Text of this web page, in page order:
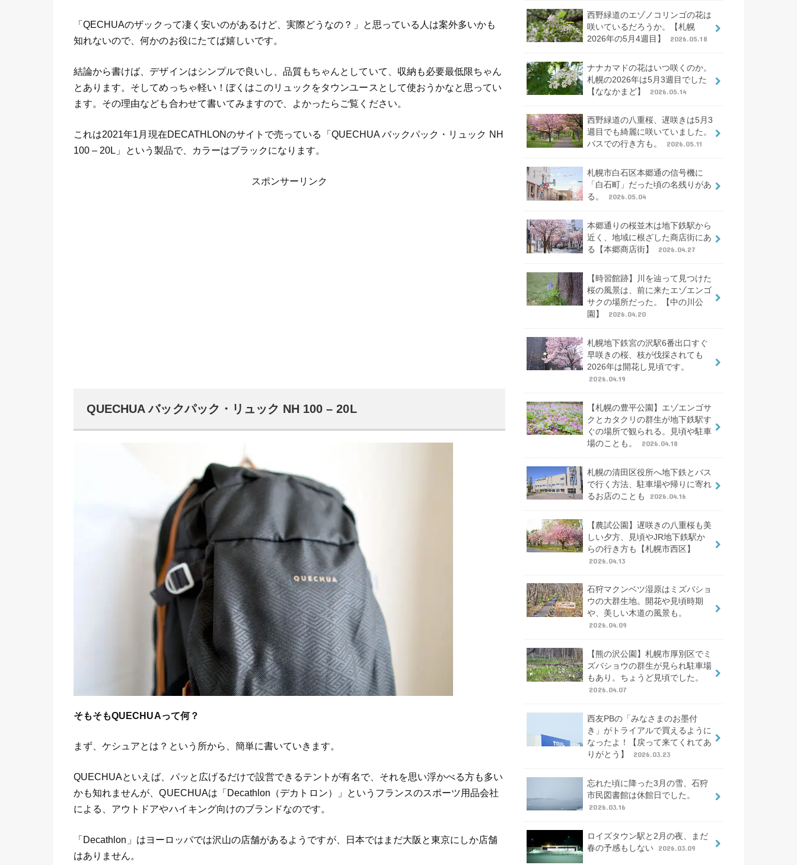
「QECHUAのザックって凄く安いのがあるけど、実際どうなの？」と思っている人は案外多いかも
知れないので、何かのお役にたてば嬉しいです。
結論から書けば、デザインはシンプルで良いし、品質もちゃんとしていて、収納も必要最低限ちゃん
とあります。そしてめっちゃ軽い！ぼくはこのリュックをタウンユースとして使おうかなと思ってい
ます。その理由なども合わせて書いてみますので、よかったらご覧ください。
これは2021年1月現在DECATHLONのサイトで売っている「QUECHUA バックパック・リュック NH
100 – 20L」という製品で、カラーはブラックになります。
スポンサーリンク
QUECHUA バックパック・リュック NH 100 – 20L
そもそもQUECHUAって何？
まず、ケシュアとは？という所から、簡単に書いていきます。
QUECHUAといえば、パッと広げるだけで設営できるテントが有名で、それを思い浮かべる方も多い
かも知れませんが、QUECHUAは「Decathlon（デカトロン）」というフランスのスポーツ用品会社
による、アウトドアやハイキング向けのブランドなのです。
「Decathlon」はヨーロッパでは沢山の店舗があるようですが、日本ではまだ大阪と東京にしか店舗
はありません。
西野緑道のエゾノコリンゴの花は
咲いているだろうか。【札幌
2026年の5月4週目】
2026.05.18
ナナカマドの花はいつ咲くのか。
札幌の2026年は5月3週目でした
【ななかまど】
2026.05.14
西野緑道の八重桜、遅咲きは5月3
週目でも綺麗に咲いていました。
バスでの行き方も。
2026.05.11
札幌市白石区本郷通の信号機に
「白石町」だった頃の名残りがあ
る。
2026.05.04
本郷通りの桜並木は地下鉄駅から
近く、地域に根ざした商店街にあ
る【本郷商店街】
2026.04.27
【時習館跡】川を辿って見つけた
桜の風景は、前に来たエゾエンゴ
サクの場所だった。【中の川公
園】
2026.04.20
札幌地下鉄宮の沢駅6番出口すぐ
早咲きの桜、枝が伐採されても
2026年は開花し見頃です。
2026.04.19
【札幌の豊平公園】エゾエンゴサ
クとカタクリの群生が地下鉄駅す
ぐの場所で観られる。見頃や駐車
場のことも。
2026.04.18
札幌の清田区役所へ地下鉄とバス
で行く方法、駐車場や帰りに寄れ
るお店のことも
2026.04.16
【農試公園】遅咲きの八重桜も美
しい夕方、見頃やJR地下鉄駅か
らの行き方も【札幌市西区】
2026.04.13
石狩マクンベツ湿原はミズバショ
ウの大群生地。開花や見頃時期
や、美しい木道の風景も。
2026.04.09
【熊の沢公園】札幌市厚別区でミ
ズバショウの群生が見られ駐車場
もあり。ちょうど見頃でした。
2026.04.07
西友PBの「みなさまのお墨付
き」がトライアルで買えるように
なったよ！【戻って来てくれてあ
りがとう】
2026.03.23
忘れた頃に降った3月の雪、石狩
市民図書館は休館日でした。
2026.03.16
ロイズタウン駅と2月の夜、まだ
春の予感もしない 2026.03.09